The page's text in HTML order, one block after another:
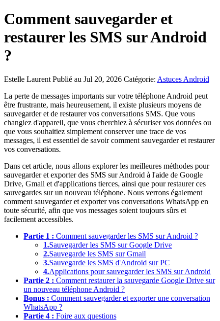
Comment sauvegarder et
restaurer les SMS sur Android
?
Estelle Laurent Publié au Jul 20, 2026 Catégorie: Astuces Android
La perte de messages importants sur votre téléphone Android peut
être frustrante, mais heureusement, il existe plusieurs moyens de
sauvegarder et de restaurer vos conversations SMS. Que vous
changiez d'appareil, que vous cherchiez à sécuriser vos données ou
que vous souhaitiez simplement conserver une trace de vos
messages, il est essentiel de savoir comment sauvegarder et restaurer
vos conversations.
Dans cet article, nous allons explorer les meilleures méthodes pour
sauvegarder et exporter des SMS sur Android à l'aide de Google
Drive, Gmail et d'applications tierces, ainsi que pour restaurer ces
sauvegardes sur un nouveau téléphone. Nous verrons également
comment sauvegarder et exporter vos conversations WhatsApp en
toute sécurité, afin que vos messages soient toujours sûrs et
facilement accessibles.
Partie 1 : Comment sauvegarder les SMS sur Android ?
1.Sauvegarder les SMS sur Google Drive
2.Sauvegarde les SMS sur Gmail
3.Sauvegarde les SMS d'Android sur PC
4.Applications pour sauvegarder les SMS sur Android
Partie 2 : Comment restaurer la sauvegarde Google Drive sur
un nouveau téléphone Android ?
Bonus : Comment sauvegarder et exporter une conversation
WhatsApp ?
Partie 4 : Foire aux questions